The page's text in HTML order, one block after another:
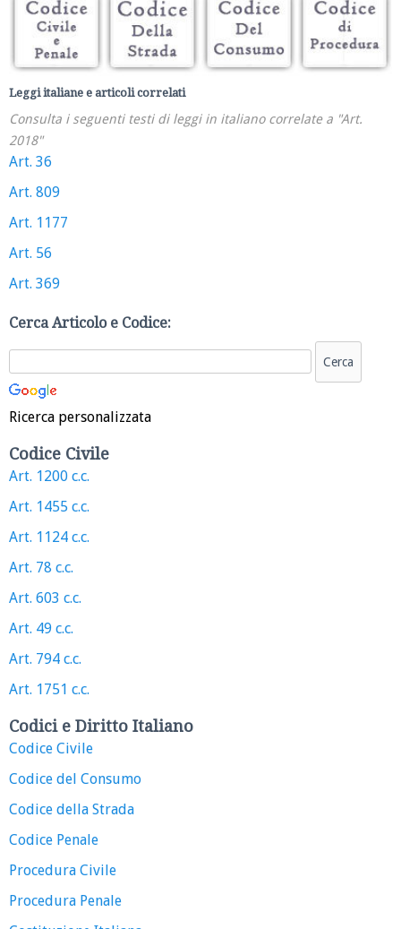
Leggi italiane e articoli correlati
Consulta i seguenti testi di leggi in italiano correlate a "Art.
2018"
Art. 36
Art. 809
Art. 1177
Art. 56
Art. 369
Cerca Articolo e Codice:
Ricerca personalizzata
Codice Civile
Art. 1200 c.c.
Art. 1455 c.c.
Art. 1124 c.c.
Art. 78 c.c.
Art. 603 c.c.
Art. 49 c.c.
Art. 794 c.c.
Art. 1751 c.c.
Codici e Diritto Italiano
Codice Civile
Codice del Consumo
Codice della Strada
Codice Penale
Procedura Civile
Procedura Penale